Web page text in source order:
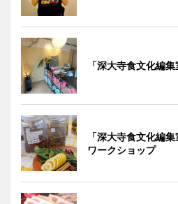
「深大寺食文化編
「深大寺食文化編
ワークショップ